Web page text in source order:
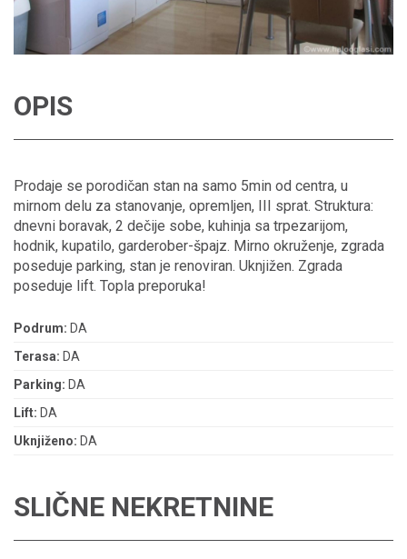
OPIS
Prodaje se porodičan stan na samo 5min od centra, u
mirnom delu za stanovanje, opremljen, III sprat. Struktura:
dnevni boravak, 2 dečije sobe, kuhinja sa trpezarijom,
hodnik, kupatilo, garderober-špajz. Mirno okruženje, zgrada
poseduje parking, stan je renoviran. Uknjižen. Zgrada
poseduje lift. Topla preporuka!
Podrum: DA
Terasa: DA
Parking: DA
Lift: DA
Uknjiženo: DA
SLIČNE NEKRETNINE